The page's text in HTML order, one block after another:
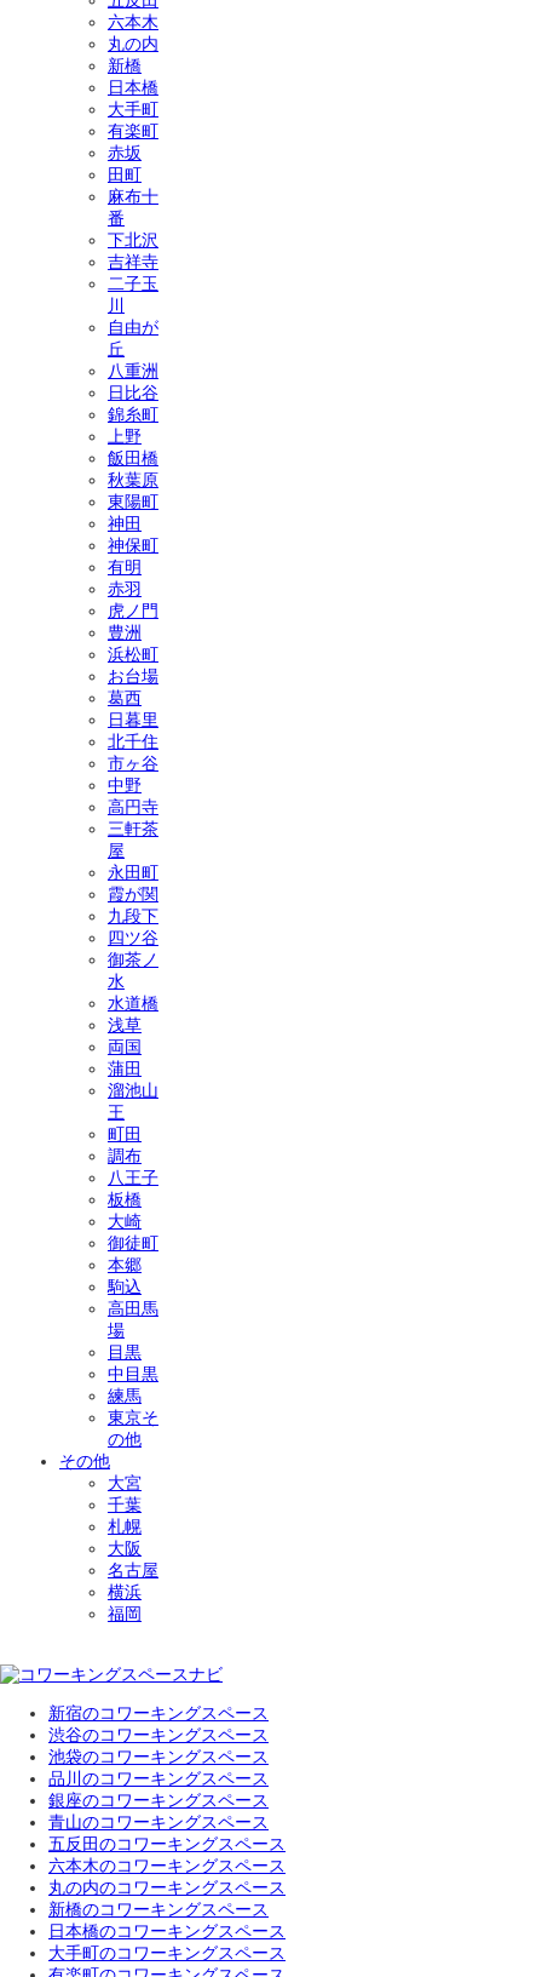
六本木
丸の内
新橋
日本橋
大手町
有楽町
赤坂
田町
麻布十
番
下北沢
吉祥寺
二子玉
川
自由が
丘
八重洲
日比谷
錦糸町
上野
飯田橋
秋葉原
東陽町
神田
神保町
有明
赤羽
虎ノ門
豊洲
浜松町
お台場
葛西
日暮里
北千住
市ヶ谷
中野
高円寺
三軒茶
屋
永田町
霞が関
九段下
四ツ谷
御茶ノ
水
水道橋
浅草
両国
蒲田
溜池山
王
町田
調布
八王子
板橋
大崎
御徒町
本郷
駒込
高田馬
場
目黒
中目黒
練馬
東京そ
の他
その他
大宮
千葉
札幌
大阪
名古屋
横浜
福岡
新宿のコワーキングスペース
渋谷のコワーキングスペース
池袋のコワーキングスペース
品川のコワーキングスペース
銀座のコワーキングスペース
青山のコワーキングスペース
五反田のコワーキングスペース
六本木のコワーキングスペース
丸の内のコワーキングスペース
新橋のコワーキングスペース
日本橋のコワーキングスペース
大手町のコワーキングスペース